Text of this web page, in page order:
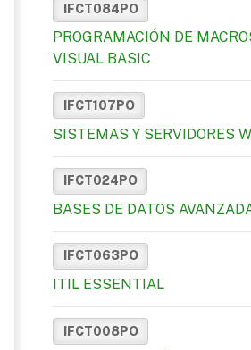
IFCT084PO
PROGRAMACIÓN DE
VISUAL BASIC
IFCT107PO
SISTEMAS Y SERVIDORES
IFCT024PO
BASES DE DATOS
IFCT063PO
ITIL ESSENTIAL
IFCT008PO